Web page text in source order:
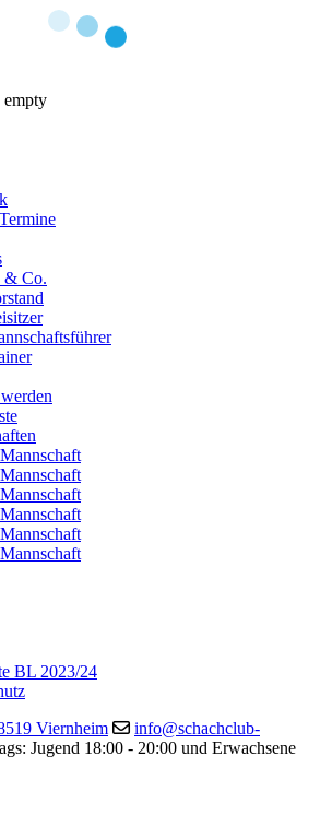
empty
& Co.
BL 2023/24
Viernheim
info@schachclub-
Jugend 18:00 - 20:00 und Erwachsene